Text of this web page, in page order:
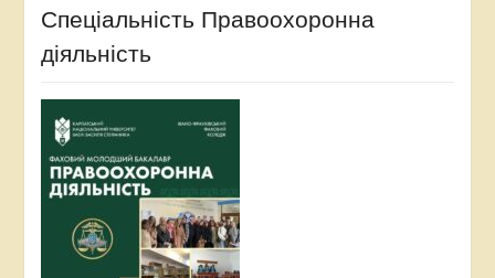
Спеціальність Правоохоронна
діяльність